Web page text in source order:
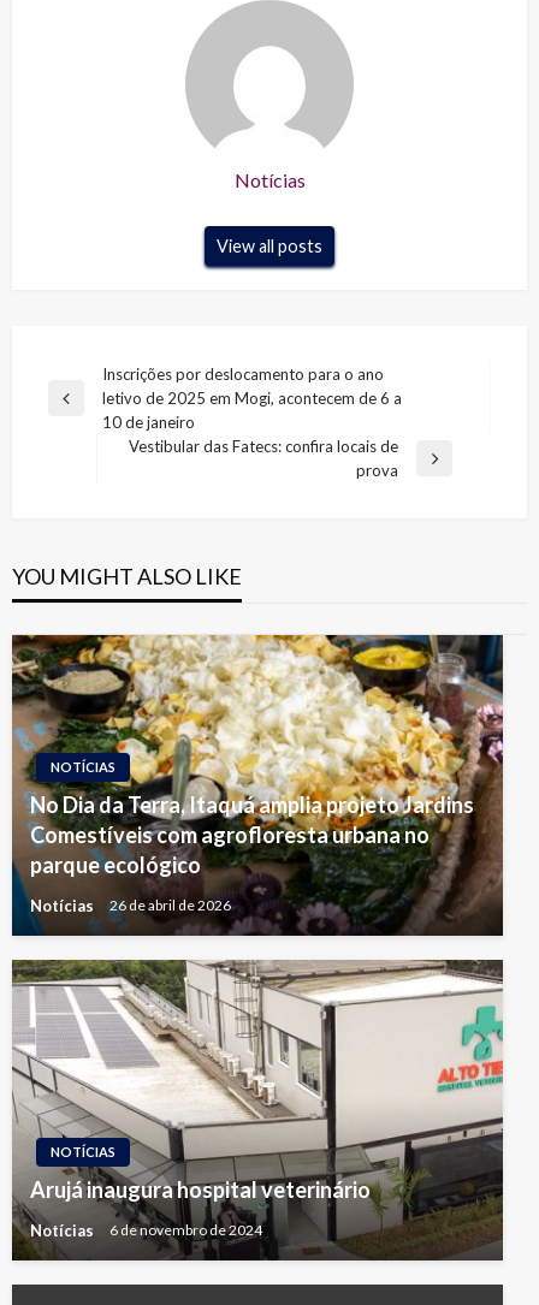
Notícias
View all posts
Navegação
de
Previous
Inscrições por deslocamento para o ano
letivo de 2025 em Mogi, acontecem de 6 a
10 de janeiro
Vestibular das Fatecs: confira locais de
prova
YOU MIGHT ALSO LIKE
NOTÍCIAS
No Dia da Terra, Itaquá amplia projeto Jardins
Comestíveis com agrofloresta urbana no
parque ecológico
Notícias 26 de abril de 2026
NOTÍCIAS
Arujá inaugura hospital veterinário
Notícias 6 de novembro de 2024